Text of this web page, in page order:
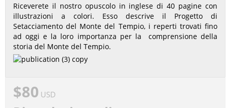
Riceverete il nostro opuscolo in inglese di 40 pagine con
illustrazioni a colori. Esso descrive il Progetto di
Setacciamento del Monte del Tempio, i reperti trovati fino
ad oggi e la loro importanza per la comprensione della
storia del Monte del Tempio.
$80 USD